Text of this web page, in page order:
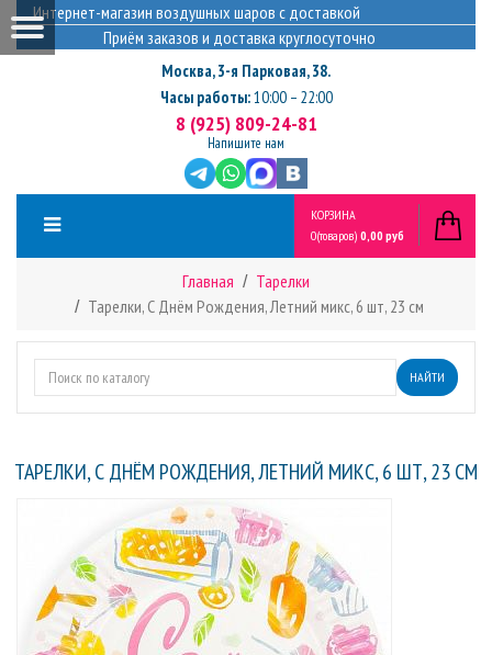
Интернет-магазин воздушных шаров с доставкой
Приём заказов и доставка круглосуточно
Москва,3-я Парковая, 38.
Часы работы:10:00 – 22:00
8 (925) 809-24-81
Напишите нам
КОРЗИНА
0(товаров) 0,00 руб
Главная
Тарелки
Тарелки, С Днём Рождения, Летний микс, 6 шт, 23 см
НАЙТИ
ТАРЕЛКИ, С ДНЁМ РОЖДЕНИЯ, ЛЕТНИЙ МИКС, 6 ШТ, 23 СМ